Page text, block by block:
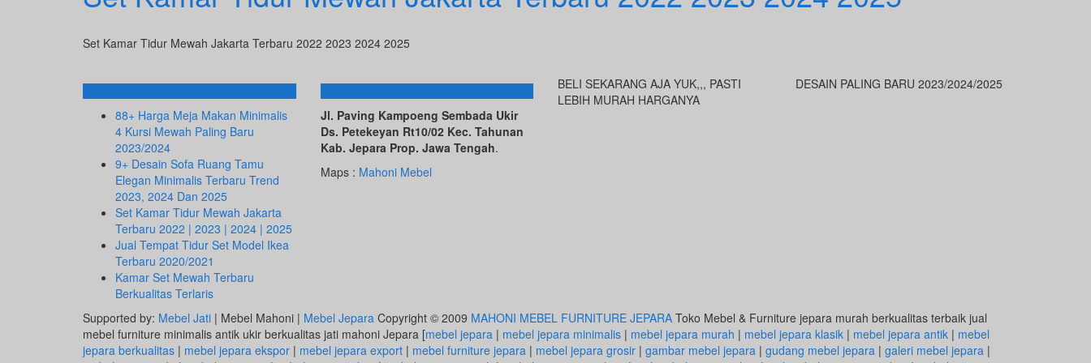
Set Kamar Tidur Mewah Jakarta Terbaru 2022 2023 2024 2025
Info Terbaru
88+ Harga Meja Makan Minimalis
4 Kursi Mewah Paling Baru
2023/2024
9+ Desain Sofa Ruang Tamu
Elegan Minimalis Terbaru Trend
2023, 2024 Dan 2025
Set Kamar Tidur Mewah Jakarta
Terbaru 2022 | 2023 | 2024 | 2025
Jual Tempat Tidur Set Model Ikea
Terbaru 2020/2021
Kamar Set Mewah Terbaru
Berkualitas Terlaris
ALAMAT KAMI
Jl. Paving Kampoeng Sembada Ukir
Ds. Petekeyan Rt10/02 Kec. Tahunan
Kab. Jepara Prop. Jawa Tengah.
Maps : Mahoni Mebel
BELI SEKARANG AJA YUK,,, PASTI
LEBIH MURAH HARGANYA
DESAIN PALING BARU 2023/2024/2025
Supported by: Mebel Jati | Mebel Mahoni | Mebel Jepara Copyright © 2009 MAHONI MEBEL FURNITURE JEPARA Toko Mebel & Furniture jepara murah berkualitas terbaik jual
mebel furniture minimalis antik ukir berkualitas jati mahoni Jepara [mebel jepara | mebel jepara minimalis | mebel jepara murah | mebel jepara klasik | mebel jepara antik | mebel
jepara berkualitas | mebel jepara ekspor | mebel jepara export | mebel furniture jepara | mebel jepara grosir | gambar mebel jepara | gudang mebel jepara | galeri mebel jepara |